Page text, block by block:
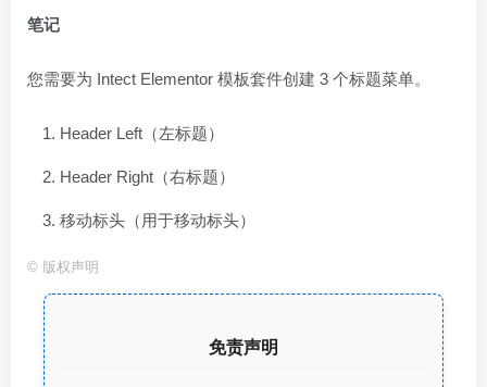
笔记
您需要为 Intect Elementor 模板套件创建 3 个标题菜单。
Header Left（左标题）
Header Right（右标题）
移动标头（用于移动标头）
© 版权声明
免责声明